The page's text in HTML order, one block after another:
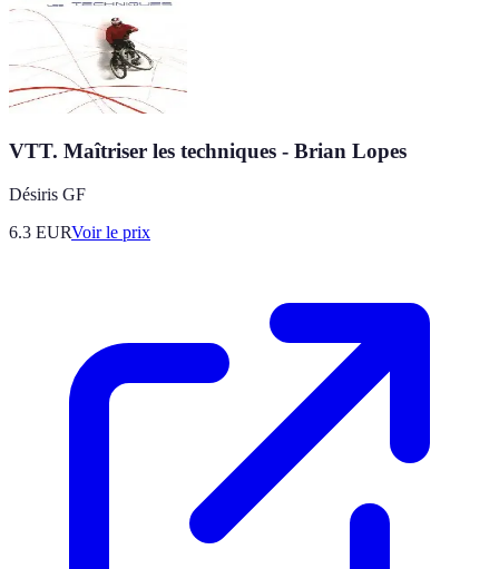
VTT. Maîtriser les techniques - Brian Lopes
Désiris GF
6.3 EURVoir le prix